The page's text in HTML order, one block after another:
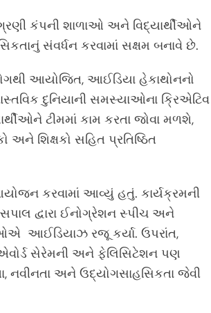
કંપની શાળાઓ અને વિદ્યાર્થીઓને
સંવર્ધન કરવામાં સક્ષમ બનાવે છે.
આયોજિત, આઈડિયા હેકાથોનનો
દુનિયાની સમસ્યાઓના ક્રિએટિવ
ટીમમાં કામ કરતા જોવા મળશે,
શિક્ષકો સહિત પ્રતિષ્ઠિત
કરવામાં આવ્યું હતું. કાર્યક્રમની
દ્વારા ઈનોગ્રેશન સ્પીચ અને
આઈડિયાઝ રજૂ કર્યા. ઉપરાંત,
એવોર્ડ સેરેમની અને ફેલિસિટેશન પણ
નવીનતા અને ઉદ્યોગસાહસિકતા જેવી